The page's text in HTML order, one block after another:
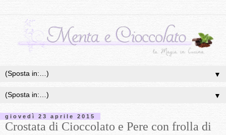
▼
▼
giovedì 23 aprile 2015
Crostata di Cioccolato e Pere con frolla di